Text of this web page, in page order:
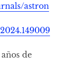
astron
de